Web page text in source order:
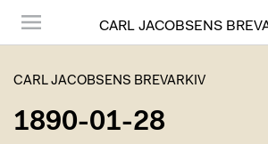
CARL JACOBSENS
CARL JACOBSENS BREVARKIV
1890-01-28